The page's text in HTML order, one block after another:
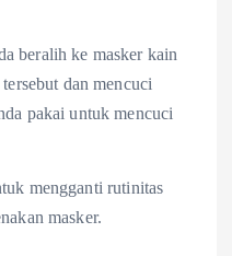
beralih ke masker kain
dan mencuci
pakai untuk mencuci
mengganti rutinitas
masker.